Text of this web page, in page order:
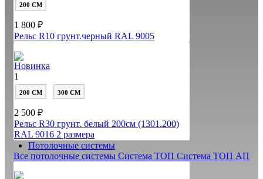
200 СМ
1 800 ₽
Рельс R10 грунт.черный RAL 9005
Новинка
1
200 СМ 300 СМ
2 500 ₽
Рельс R30 грунт. белый 200см (1301.200)
RAL 9016 2 размера
Потолочные системы
Все потолочные системы Система ТОП Система ТОП АП